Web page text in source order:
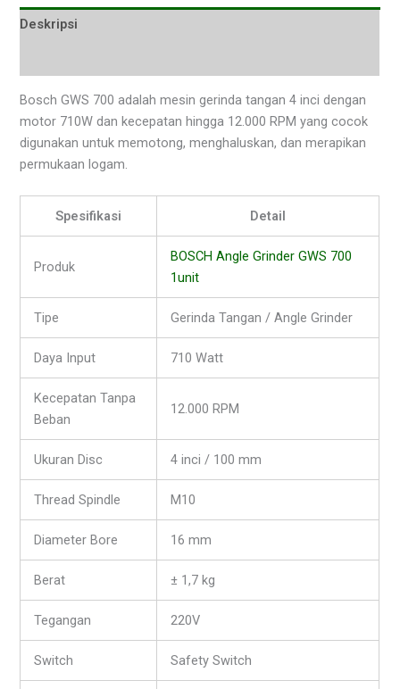
Deskripsi
Bosch GWS 700 adalah mesin gerinda tangan 4 inci dengan
motor 710W dan kecepatan hingga 12.000 RPM yang cocok
digunakan untuk memotong, menghaluskan, dan merapikan
permukaan logam.
Spesifikasi Detail
Produk
BOSCH Angle Grinder GWS 700
1unit
Tipe Gerinda Tangan / Angle Grinder
Daya Input 710 Watt
Kecepatan Tanpa
Beban
12.000 RPM
Ukuran Disc 4 inci / 100 mm
Thread Spindle M10
Diameter Bore 16 mm
Berat ± 1,7 kg
Tegangan 220V
Switch Safety Switch